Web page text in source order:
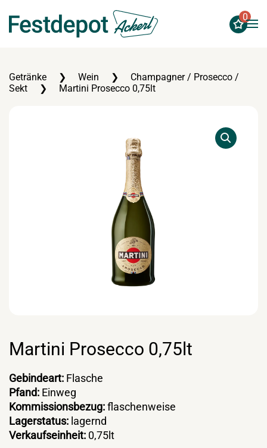
Zum Hauptinhalt springen
0
Getränke Wein
Champagner / Prosecco /
Sekt
Martini Prosecco 0,75lt
Martini Prosecco 0,75lt
Gebindeart: Flasche
Pfand: Einweg
Kommissionsbezug:flaschenweise
Lagerstatus: lagernd
Verkaufseinheit: 0,75lt